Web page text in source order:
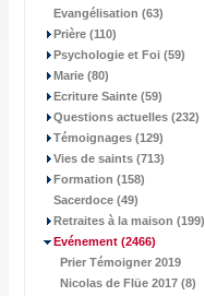
Evangélisation (63)
Prière (110)
Psychologie et Foi (59)
Marie (80)
Ecriture Sainte (59)
Questions actuelles (232)
Témoignages (129)
Vies de saints (713)
Formation (158)
Sacerdoce (49)
Retraites à la maison (199)
Evénement (2466)
Prier Témoigner 2019
Nicolas de Flüe 2017 (8)